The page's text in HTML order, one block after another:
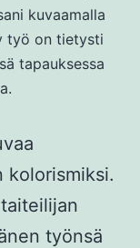
kuvaamalla
työ on tietysti
tapauksessa
kolorismiksi.
työnsä